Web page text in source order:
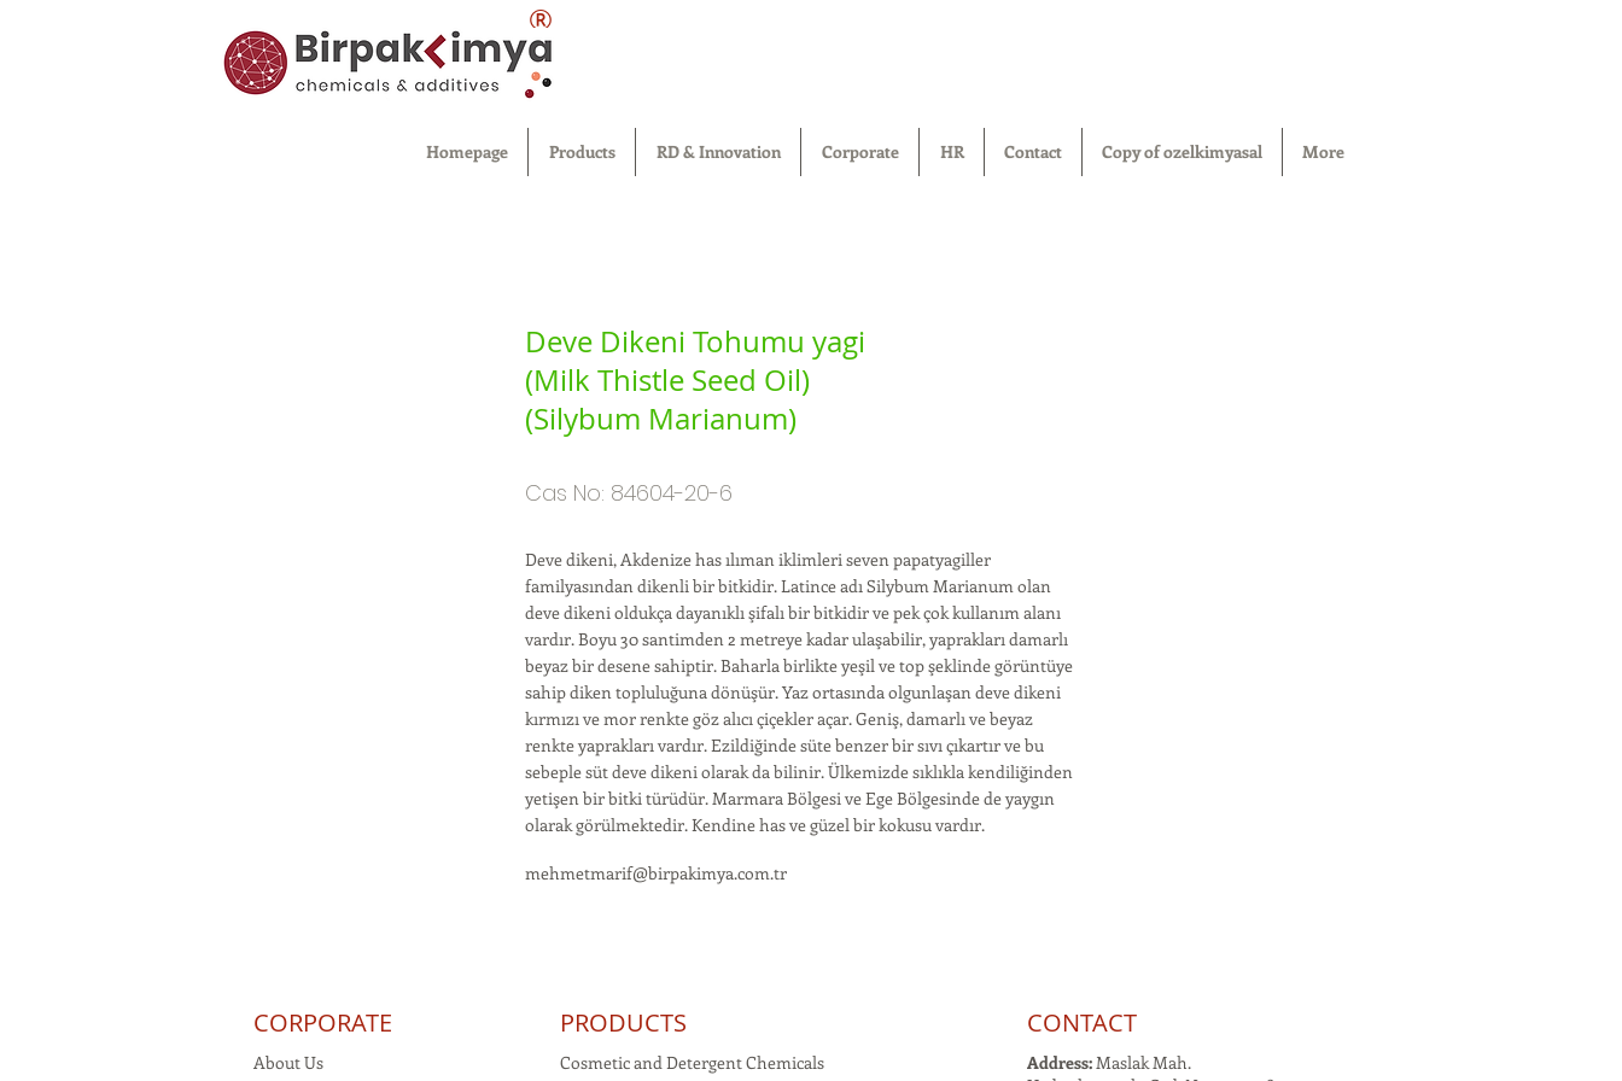
®
Homepage Products RD & Innovation Corporate HR Contact Copy of ozelkimyasal More
Deve Dikeni Tohumu yagi
(Milk Thistle Seed Oil)
(Silybum Marianum)
Cas No: 84604-20-6
Deve dikeni, Akdenize has ılıman iklimleri seven papatyagiller
familyasından dikenli bir bitkidir. Latince adı Silybum Marianum olan
deve dikeni oldukça dayanıklı şifalı bir bitkidir ve pek çok kullanım alanı
vardır. Boyu 30 santimden 2 metreye kadar ulaşabilir, yaprakları damarlı
beyaz bir desene sahiptir. Baharla birlikte yeşil ve top şeklinde görüntüye
sahip diken topluluğuna dönüşür. Yaz ortasında olgunlaşan deve dikeni
kırmızı ve mor renkte göz alıcı çiçekler açar. Geniş, damarlı ve beyaz
renkte yaprakları vardır. Ezildiğinde süte benzer bir sıvı çıkartır ve bu
sebeple süt deve dikeni olarak da bilinir. Ülkemizde sıklıkla kendiliğinden
yetişen bir bitki türüdür. Marmara Bölgesi ve Ege Bölgesinde de yaygın
olarak görülmektedir. Kendine has ve güzel bir kokusu vardır.
mehmetmarif@birpakimya.com.tr
CORPORATE
About Us
PRODUCTS
Cosmetic and Detergent Chemicals
CONTACT
Address:Maslak Mah.